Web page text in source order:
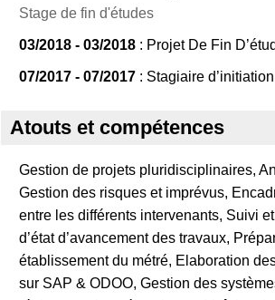
Stage de fin d'études
03/2018 - 03/2018 : Projet De Fin
07/2017 - 07/2017 : Stagiaire
Atouts et compétences
Gestion de projets pluridisciplinaires,
Gestion des risques et imprévus,
entre les différents intervenants, Suivi
d’état d’avancement des travaux,
établissement du métré, Elaboration
sur SAP & ODOO, Gestion des